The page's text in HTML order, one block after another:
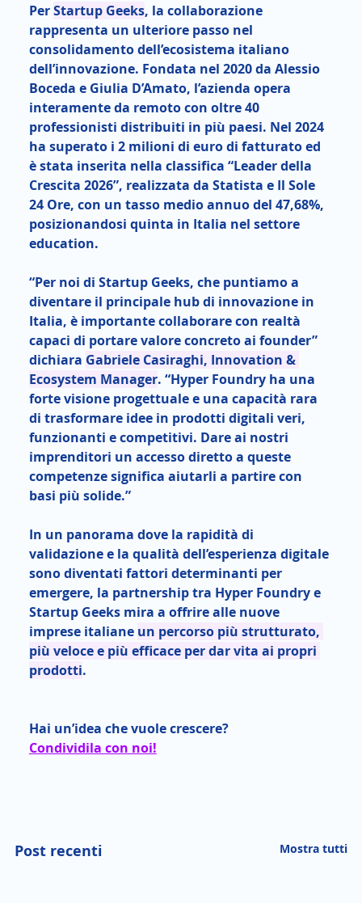
Per Startup Geeks, la collaborazione
rappresenta un ulteriore passo nel
consolidamento dell’ecosistema italiano
dell’innovazione. Fondata nel 2020 da Alessio
Boceda e Giulia D’Amato, l’azienda opera
interamente da remoto con oltre 40
professionisti distribuiti in più paesi. Nel 2024
ha superato i 2 milioni di euro di fatturato ed
è stata inserita nella classifica “Leader della
Crescita 2026”, realizzata da Statista e Il Sole
24 Ore, con un tasso medio annuo del 47,68%,
posizionandosi quinta in Italia nel settore
education.
“Per noi di Startup Geeks, che puntiamo a
diventare il principale hub di innovazione in
Italia, è importante collaborare con realtà
capaci di portare valore concreto ai founder”
dichiara Gabriele Casiraghi, Innovation &
Ecosystem Manager. “Hyper Foundry ha una
forte visione progettuale e una capacità rara
di trasformare idee in prodotti digitali veri,
funzionanti e competitivi. Dare ai nostri
imprenditori un accesso diretto a queste
competenze significa aiutarli a partire con
basi più solide.”
In un panorama dove la rapidità di
validazione e la qualità dell’esperienza digitale
sono diventati fattori determinanti per
emergere, la partnership tra Hyper Foundry e
Startup Geeks mira a offrire alle nuove
imprese italiane un percorso più strutturato,
più veloce e più efficace per dar vita ai propri
prodotti.
Hai un’idea che vuole crescere?
Condividila con noi!
Post recenti Mostra tutti